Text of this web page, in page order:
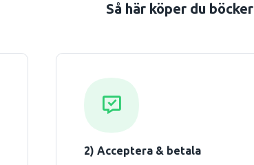
Så här köper du böcker
2) Acceptera & betala